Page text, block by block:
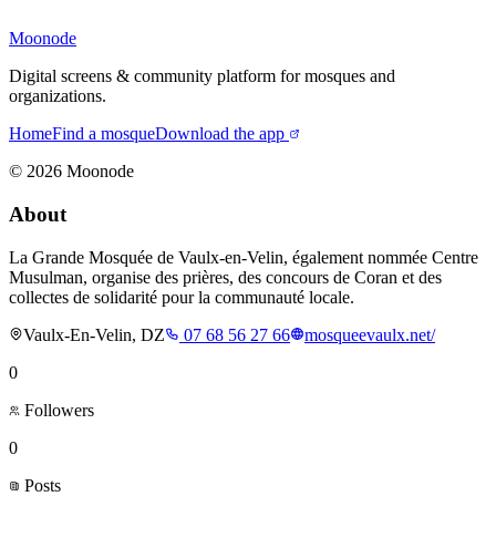
Moonode
Digital screens & community platform for mosques and
organizations.
HomeFind a mosqueDownload the app
© 2026 Moonode
About
La Grande Mosquée de Vaulx-en-Velin, également nommée Centre
Musulman, organise des prières, des concours de Coran et des
collectes de solidarité pour la communauté locale.
Vaulx-En-Velin, DZ
07 68 56 27 66
mosqueevaulx.net/
0
Followers
0
Posts